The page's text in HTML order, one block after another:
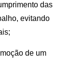
das
evitando
de um